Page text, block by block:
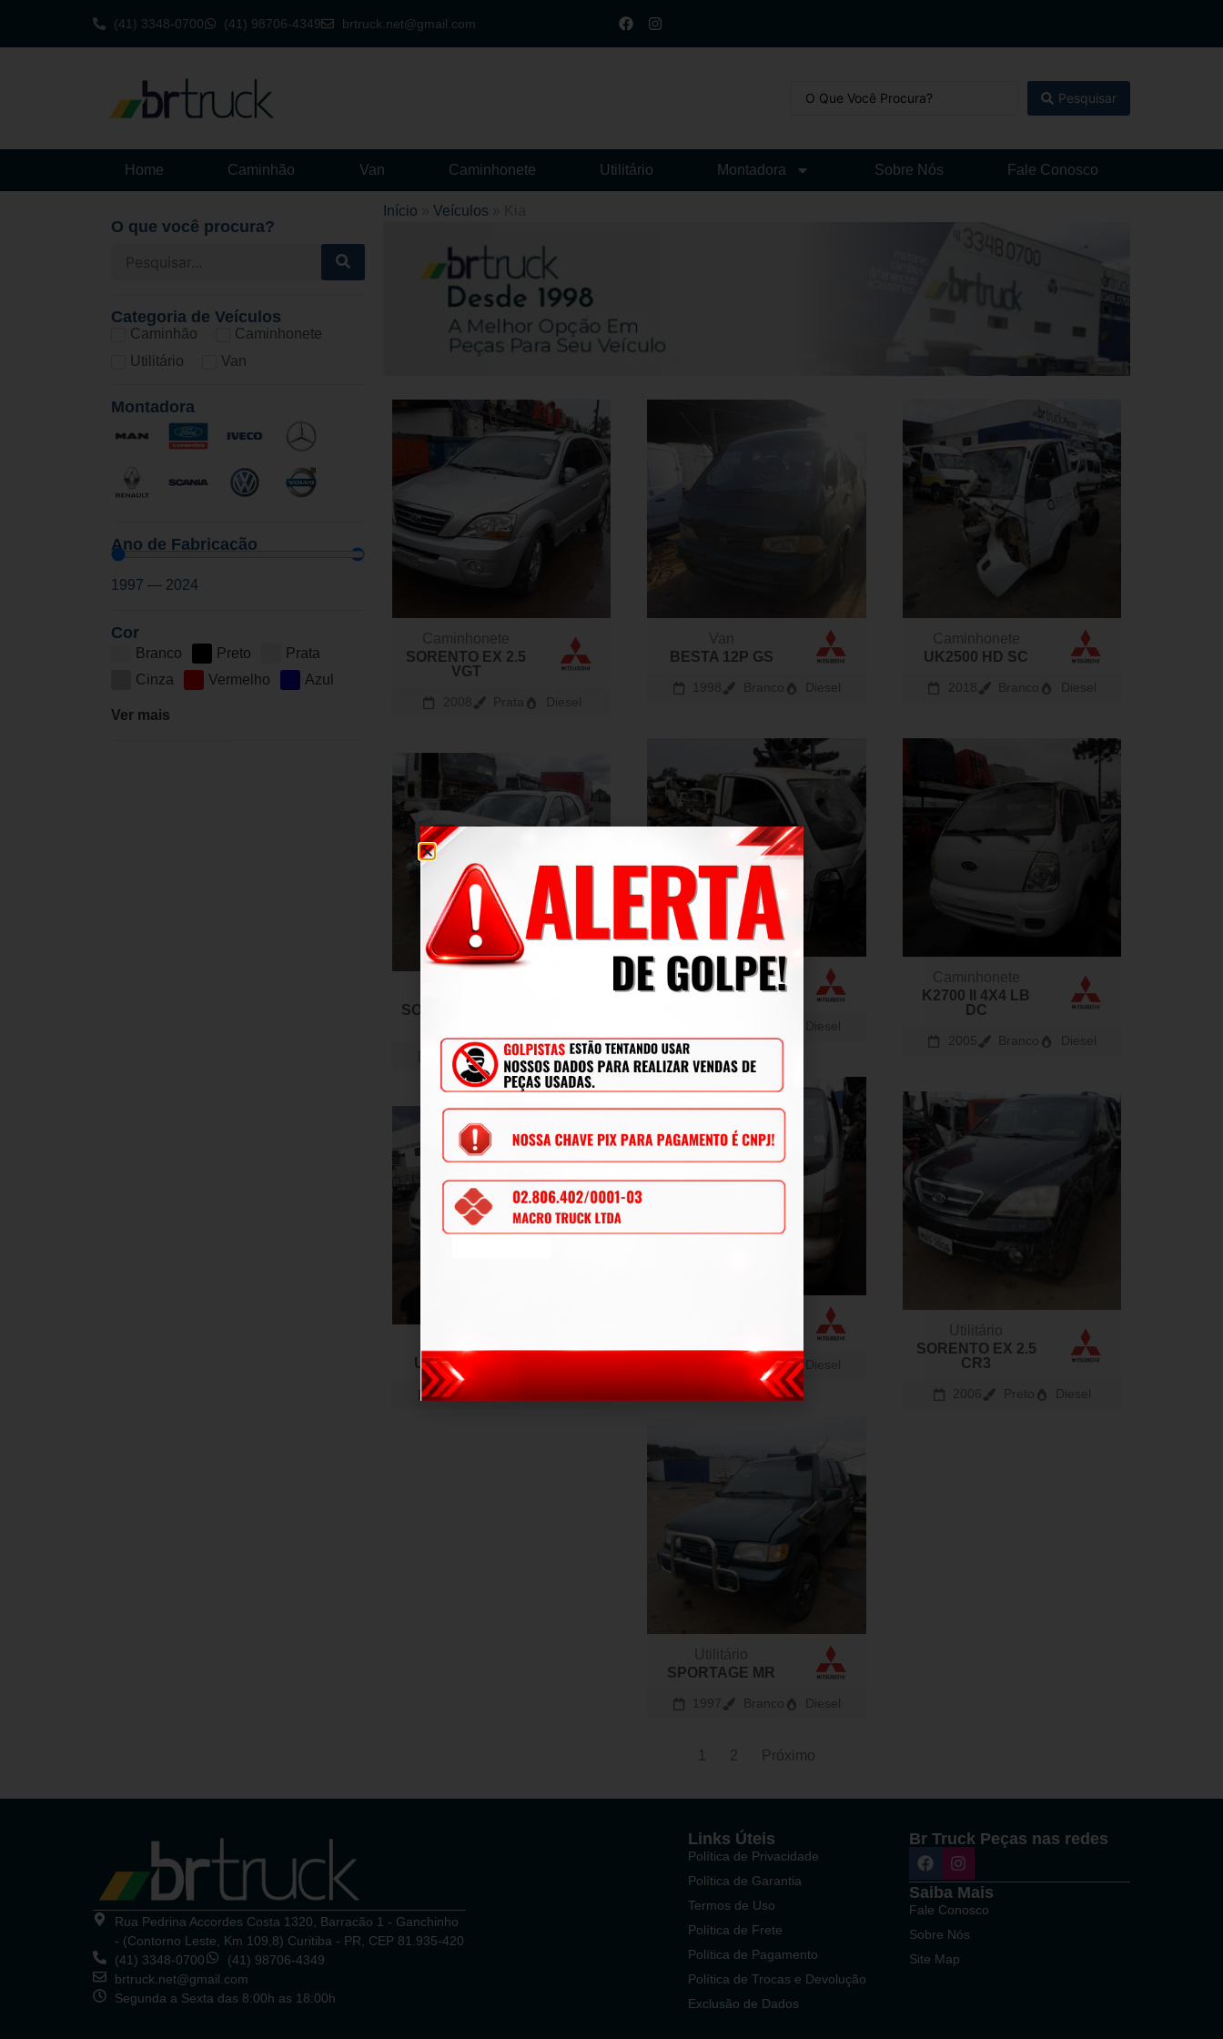
(41) 3348-0700 (41) 98706-4349 brtruck.net@gmail.com
Pesquisar
Home Caminhão Van Caminhonete Utilitário Montadora Sobre Nós Fale Conosco
O que você procura?
Categoria de Veículos
Caminhão
Caminhonete
Utilitário
Van
Montadora
Ano de Fabricação
1997 — 2024
Cor
Branco Preto
Prata
Cinza
Vermelho Azul
Ver mais
Início »Veículos
Caminhonete
SORENTO EX 2.5
VGT
2008 Prata Diesel
Van
BESTA 12P GS
1998 Branco Diesel
Caminhonete
UK2500 HD SC
2018 Branco Diesel
Caminhonete
UK2500 HD SC
Diesel
Caminhonete
K2700 II 4X4 LB
DC
2005 Branco Diesel
SORENTO EX 3.5L
2006 Branco Diesel
2000 Branco Diesel
Utilitário
SORENTO EX 2.5
CR3
2006 Preto Diesel
UK2500 HD SC
2024 Branco
Utilitário
SPORTAGE MR
1997 Branco Diesel
1 2 Próximo
Rua Pedrina Accordes Costa 1320, Barracão 1 - Ganchinho
- (Contorno Leste, Km 109,8) Curitiba - PR, CEP 81.935-420
(41) 3348-0700
(41) 98706-4349
brtruck.net@gmail.com
Segunda a Sexta das 8:00h as 18:00h
Links Úteis
Política de Privacidade
Política de Garantia
Termos de Uso
Política de Frete
Política de Pagamento
Política de Trocas e Devolução
Exclusão de Dados
Br Truck Peças nas redes
Saiba Mais
Fale Conosco
Sobre Nós
Site Map